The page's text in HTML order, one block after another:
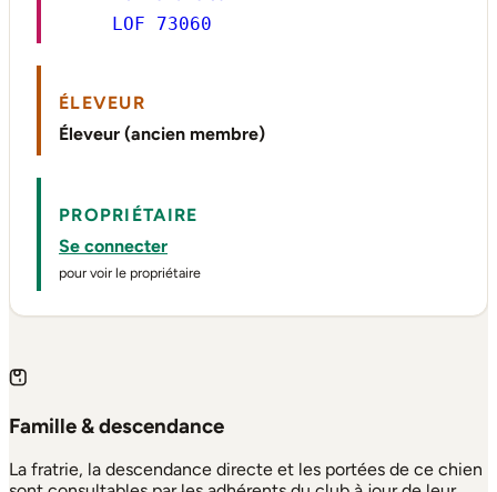
LOF 73060
ÉLEVEUR
Éleveur (ancien membre)
PROPRIÉTAIRE
Se connecter
pour voir le propriétaire
Famille & descendance
La fratrie, la descendance directe et les portées de ce chien